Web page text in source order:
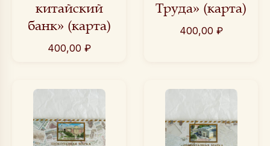
китайский
банк» (карта)
400,00 ₽
Труда» (карта)
400,00 ₽